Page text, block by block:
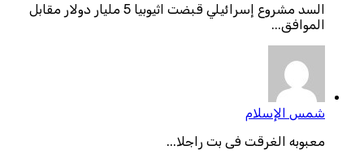
السد مشروع إسرائيلي قبضت اثيوبيا 5 مليار دولار مقابل
الموافق...
شمس الإسلام
معبوبه الغرقت فى بت راجلا...